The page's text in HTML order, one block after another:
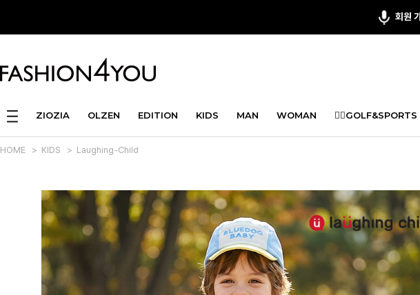
ZIOZIA OLZEN EDITION KIDS MAN WOMAN 🏌️‍♂️GOLF&SPORTS
HOME > KIDS > Laughing-Child